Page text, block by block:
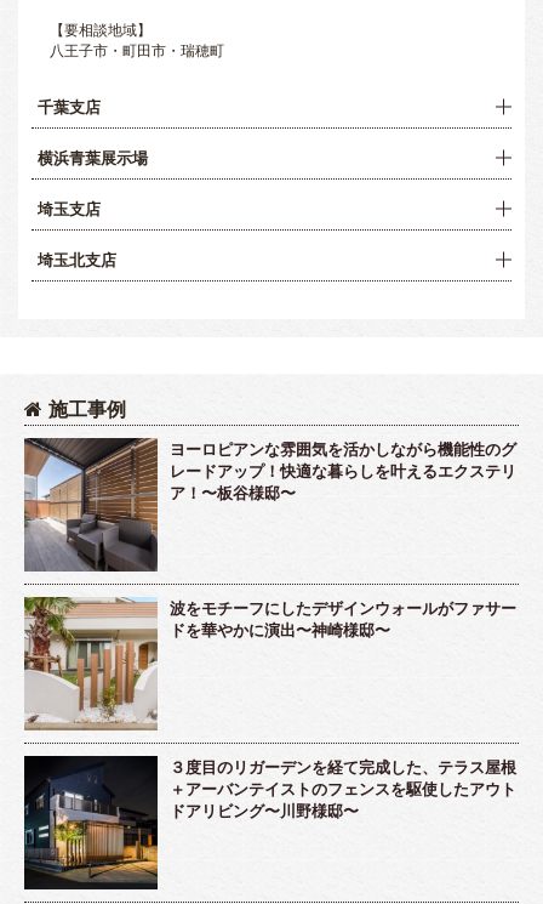
【要相談地域】
八王子市・町田市・瑞穂町
千葉支店
横浜青葉展示場
埼玉支店
埼玉北支店
施工事例
ヨーロピアンな雰囲気を活かしながら機能性のグ
レードアップ！快適な暮らしを叶えるエクステリ
ア！〜板谷様邸〜
波をモチーフにしたデザインウォールがファサー
ドを華やかに演出〜神崎様邸〜
３度目のリガーデンを経て完成した、テラス屋根
＋アーバンテイストのフェンスを駆使したアウト
ドアリビング〜川野様邸〜